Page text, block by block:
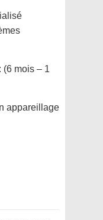
(6 mois – 1
appareillage